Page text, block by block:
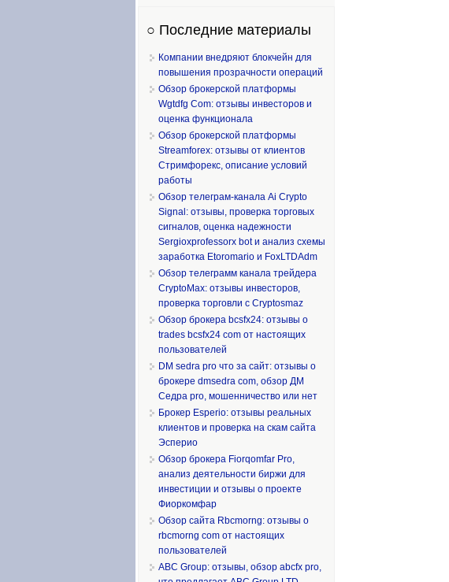
○ Последние материалы
Компании внедряют блокчейн для
повышения прозрачности операций
Обзор брокерской платформы
Wgtdfg Com: отзывы инвесторов и
оценка функционала
Обзор брокерской платформы
Streamforex: отзывы от клиентов
Стримфорекс, описание условий
работы
Обзор телеграм-канала Ai Crypto
Signal: отзывы, проверка торговых
сигналов, оценка надежности
Sergioxprofessorx bot и анализ схемы
заработка Etoromario и FoxLTDAdm
Обзор телеграмм канала трейдера
CryptoMax: отзывы инвесторов,
проверка торговли с Cryptosmaz
Обзор брокера bcsfx24: отзывы о
trades bcsfx24 com от настоящих
пользователей
DM sedra pro что за сайт: отзывы о
брокере dmsedra com, обзор ДМ
Седра pro, мошенничество или нет
Брокер Esperio: отзывы реальных
клиентов и проверка на скам сайта
Эсперио
Обзор брокера Fiorqomfar Pro,
анализ деятельности биржи для
инвестиции и отзывы о проекте
Фиоркомфар
Обзор сайта Rbcmorng: отзывы о
rbcmorng com от настоящих
пользователей
ABC Group: отзывы, обзор abcfx pro,